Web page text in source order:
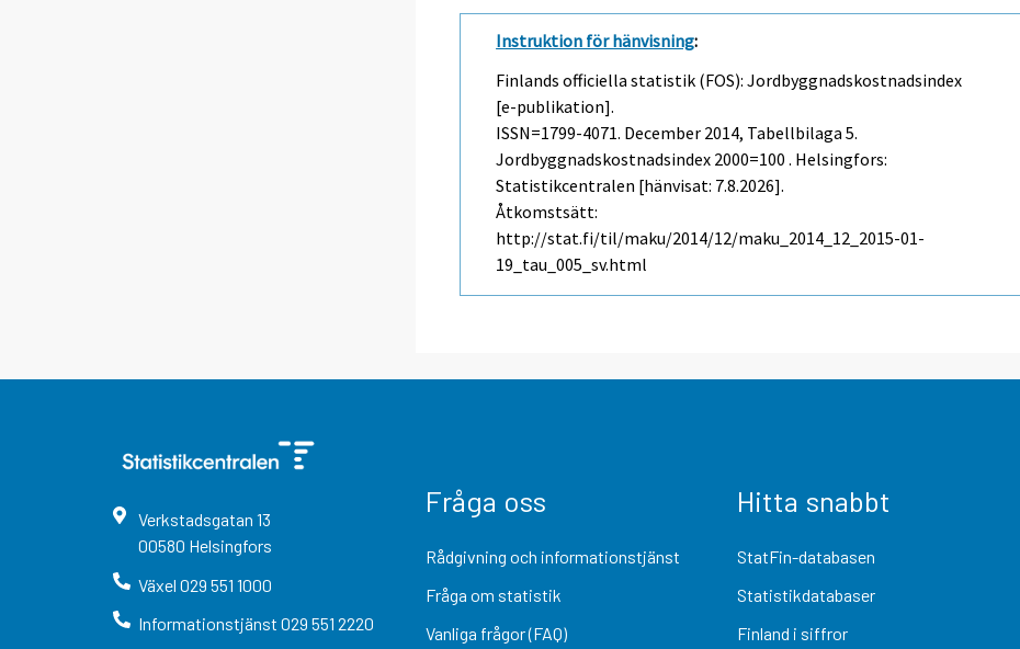
Instruktion för hänvisning:
Finlands officiella statistik (FOS): Jordbyggnadskostnadsindex
[e-publikation].
ISSN=1799-4071. December 2014, Tabellbilaga 5.
Jordbyggnadskostnadsindex 2000=100 . Helsingfors:
Statistikcentralen [hänvisat: 7.8.2026].
Åtkomstsätt:
http://stat.fi/til/maku/2014/12/maku_2014_12_2015-01-
19_tau_005_sv.html
Verkstadsgatan 13
00580 Helsingfors
Växel 029 551 1000
Informationstjänst 029 551 2220
Fråga oss
Rådgivning och informationstjänst
Fråga om statistik
Vanliga frågor (FAQ)
Hitta snabbt
StatFin-databasen
Statistikdatabaser
Finland i siffror